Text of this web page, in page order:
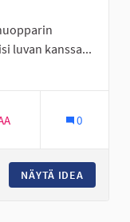
luvan kanssa...
0
NÄYTÄ IDEA